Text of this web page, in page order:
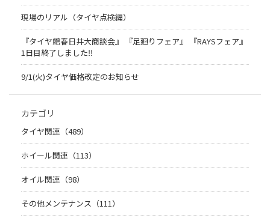
現場のリアル（タイヤ点検編）
『タイヤ館春日井大商談会』 『足廻りフェア』 『RAYSフェア』
1日目終了しました‼
9/1(火)タイヤ価格改定のお知らせ
カテゴリ
タイヤ関連（489）
ホイール関連（113）
オイル関連（98）
その他メンテナンス（111）